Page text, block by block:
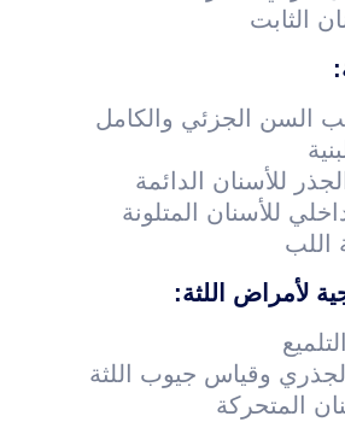
الثابت
السن الجزئي والكامل
للأسنان الدائمة
للأسنان المتلونة
اللب
لأمراض اللثة:
وقياس جيوب اللثة
المتحركة